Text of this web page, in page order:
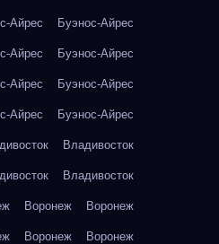
Айрес Буэнос-Айрес
Айрес Буэнос-Айрес
Айрес Буэнос-Айрес
Айрес Буэнос-Айрес
Владивосток
Владивосток
Воронеж Воронеж
Воронеж Воронеж